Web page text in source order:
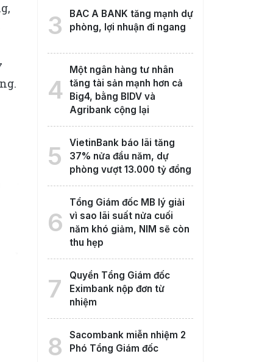
3
BAC A BANK tăng mạnh dự
phòng, lợi nhuận đi ngang
4
Một ngân hàng tư nhân
tăng tài sản mạnh hơn cả
Big4, bằng BIDV và
Agribank cộng lại
5
VietinBank báo lãi tăng
37% nửa đầu năm, dự
phòng vượt 13.000 tỷ đồng
6
Tổng Giám đốc MB lý giải
vì sao lãi suất nửa cuối
năm khó giảm, NIM sẽ còn
thu hẹp
7
Quyền Tổng Giám đốc
Eximbank nộp đơn từ
nhiệm
8
Sacombank miễn nhiệm 2
Phó Tổng Giám đốc